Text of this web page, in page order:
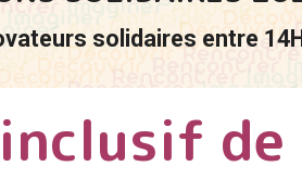
solidaires entre
de